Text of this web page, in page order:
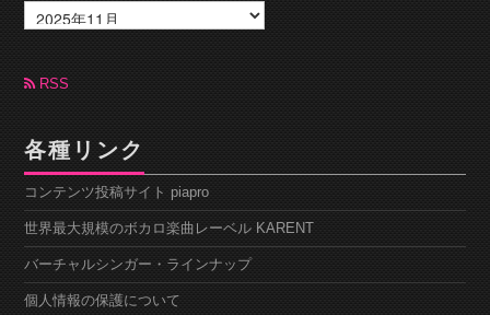
ー
カ
ブ RSS
各種リンク
コンテンツ投稿サイト piapro
世界最大規模のボカロ楽曲レーベル KARENT
バーチャルシンガー・ラインナップ
個人情報の保護について